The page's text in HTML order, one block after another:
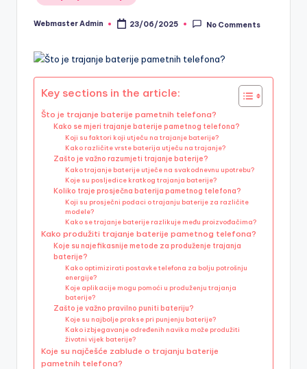
in
Posted
Webmaster Admin 23/06/2025 No Comments
Key sections in the article:
Što je trajanje baterije pametnih telefona?
Kako se mjeri trajanje baterije pametnog telefona?
Koji su faktori koji utječu na trajanje baterije?
Kako različite vrste baterija utječu na trajanje?
Zašto je važno razumjeti trajanje baterije?
Kako trajanje baterije utječe na svakodnevnu upotrebu?
Koje su posljedice kratkog trajanja baterije?
Koliko traje prosječna baterija pametnog telefona?
Koji su prosječni podaci o trajanju baterije za različite
modele?
Kako se trajanje baterije razlikuje među proizvođačima?
Kako produžiti trajanje baterije pametnog telefona?
Koje su najefikasnije metode za produženje trajanja
baterije?
Kako optimizirati postavke telefona za bolju potrošnju
energije?
Koje aplikacije mogu pomoći u produženju trajanja
baterije?
Zašto je važno pravilno puniti bateriju?
Koje su najbolje prakse pri punjenju baterije?
Kako izbjegavanje određenih navika može produžiti
životni vijek baterije?
Koje su najčešće zablude o trajanju baterije
pametnih telefona?